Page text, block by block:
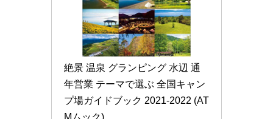
絶景 温泉 グランピング 水辺 通
年営業 テーマで選ぶ 全国キャン
プ場ガイドブック 2021-2022 (AT
Mムック)